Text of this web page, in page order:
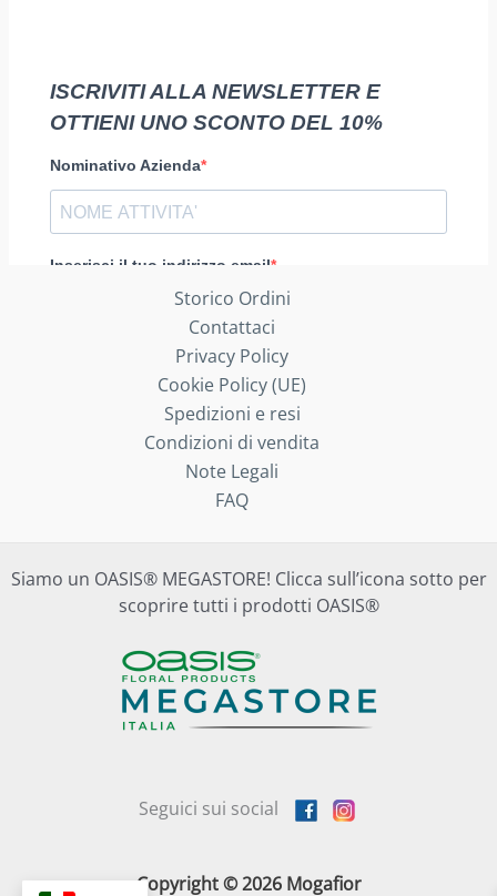
Storico Ordini
Contattaci
Privacy Policy
Cookie Policy (UE)
Spedizioni e resi
Condizioni di vendita
Note Legali
FAQ
Siamo un OASIS® MEGASTORE! Clicca sull’icona sotto per
scoprire tutti i prodotti OASIS®
Seguici sui social
Copyright © 2026 Mogafior